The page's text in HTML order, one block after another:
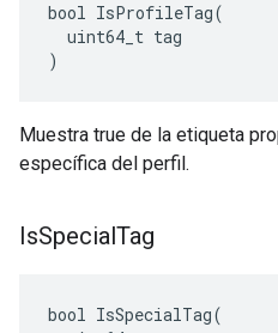
bool IsProfileTag(
  uint64_t tag
)
Muestra true de la etiqueta
específica del perfil.
IsSpecialTag
bool IsSpecialTag(